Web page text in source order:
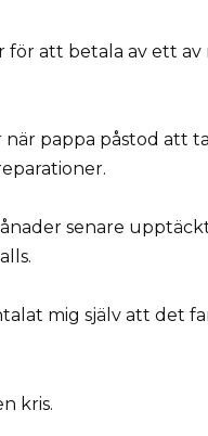
för att betala av ett av
pappa påstod att
senare
mig själv att det
kris.